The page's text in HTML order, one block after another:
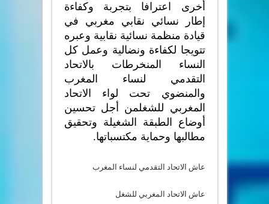
أخرى اعترافا بتجربة وكفاءة
إطار نسائي نقابي مغربي في
قيادة منظمة نسائية نقابية وعبره
تتويجا لكفاءة ونضالية وعمل كل
النساء المنخرطات بالاتحاد
التقدمي لنساء المغرب
والمنضوي تحت لواء الاتحاد
المغربي للشغلمن أجل تحسين
أوضاع الطبقة الشغيلة وتحقيق
مطالبها وحماية مكتسباتها.
عاش الاتحاد التقدمي لنساء المغرب
عاش الاتحاد المغربي للشغل